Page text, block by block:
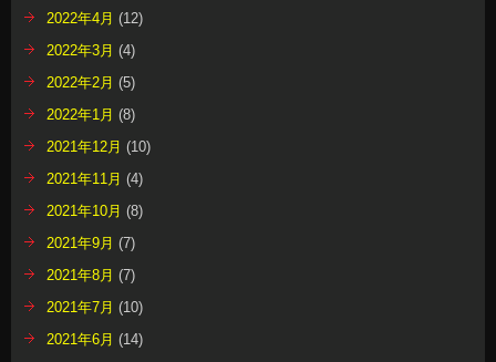
2022年4月 (12)
2022年3月 (4)
2022年2月 (5)
2022年1月 (8)
2021年12月 (10)
2021年11月 (4)
2021年10月 (8)
2021年9月 (7)
2021年8月 (7)
2021年7月 (10)
2021年6月 (14)